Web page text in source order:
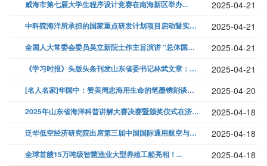
威海市第七届大学生程序设计竞赛在南海新区举办... 2025-04-21
中科院海洋所承担的国家重点研发计划项目启动暨实施方案研讨会在青岛召开... 2025-04-21
全国人大常委会委员吴立新院士作主旨演讲 “总体国家安全观与海洋命运共... 2025-04-21
《学习时报》头版头条刊发山东省委书记林武文章：以改革创新塑造高质量发展... 2025-04-21
[名人名家]华国中：赞美周忠海用生命的笔墨镌刻谈治国理政伟大赞歌... 2025-04-20
2025年山东省海洋科普讲解大赛决赛暨颁奖仪式在济南成功举办... 2025-04-18
泛华低空经济研究院出席第三届中国国际通用航空与无人机发展大会，共探低空... 2025-04-18
全球首艘15万吨级智慧渔业大型养殖工船亮相！... 2025-04-18